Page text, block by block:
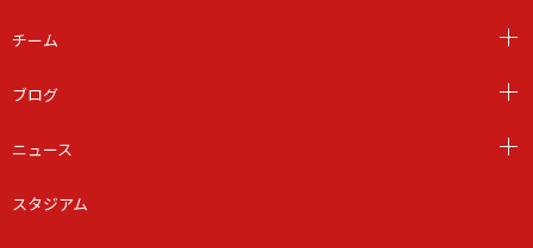
チーム
ブログ
ニュース
スタジアム